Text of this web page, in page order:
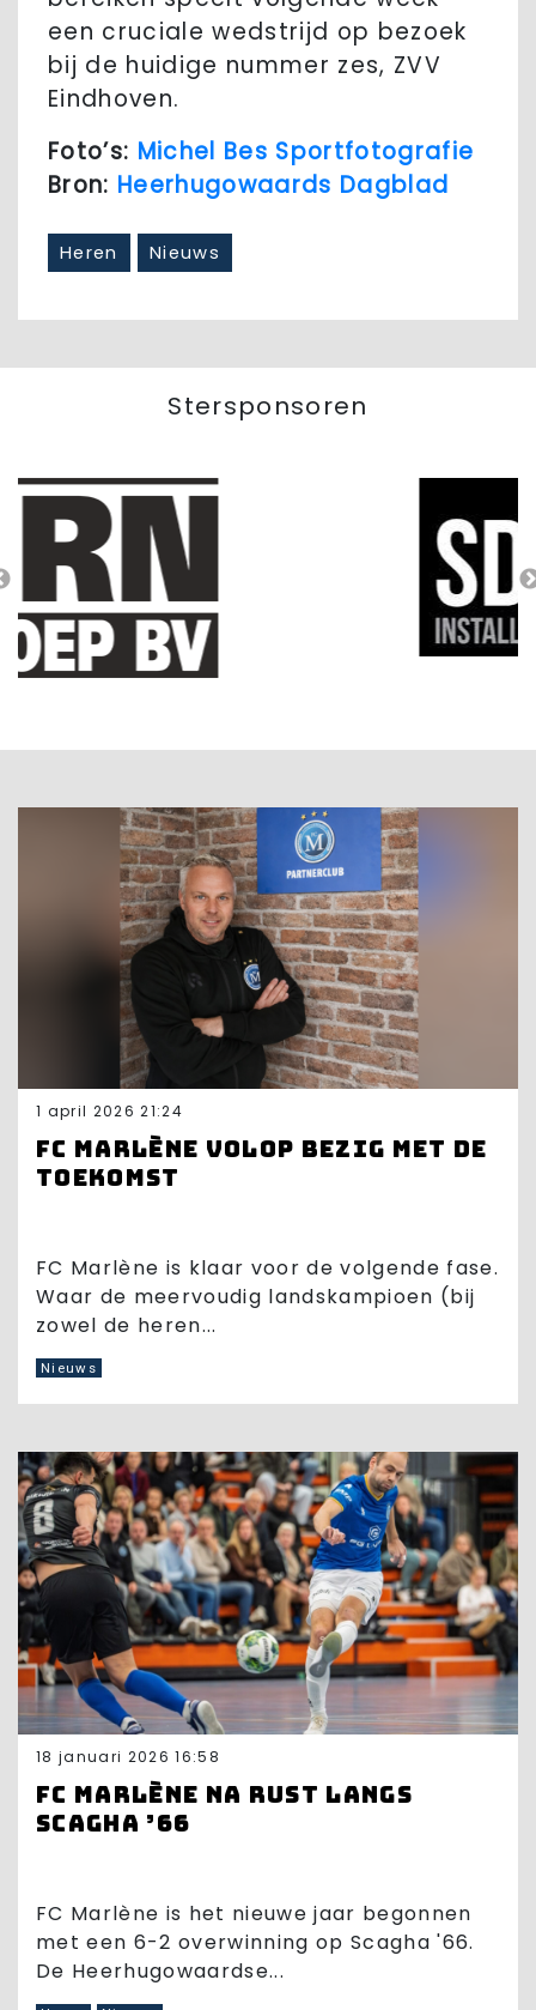
een cruciale wedstrijd op bezoek
bij de huidige nummer zes, ZVV
Eindhoven.
Foto’s: Michel Bes Sportfotografie
Bron: Heerhugowaards Dagblad
Heren Nieuws
Stersponsoren
1 april 2026 21:24
FC Marlène volop bezig met de
toekomst
FC Marlène is klaar voor de volgende fase.
Waar de meervoudig landskampioen (bij
zowel de heren...
Nieuws
18 januari 2026 16:58
FC Marlène na rust langs
Scagha ’66
FC Marlène is het nieuwe jaar begonnen
met een 6-2 overwinning op Scagha '66.
De Heerhugowaardse...